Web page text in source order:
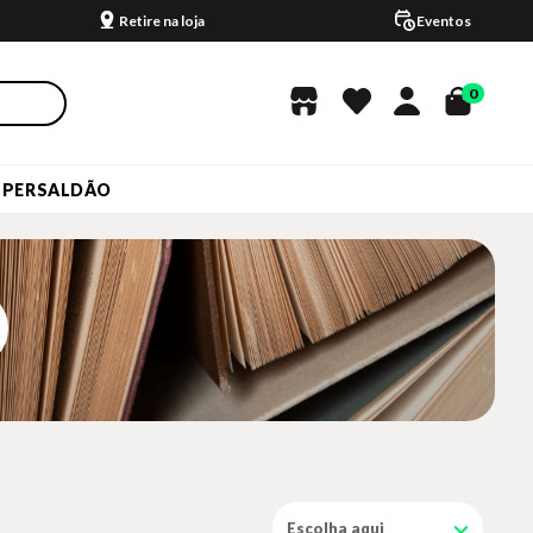
Retire na loja Eventos
0
Escolha aqui